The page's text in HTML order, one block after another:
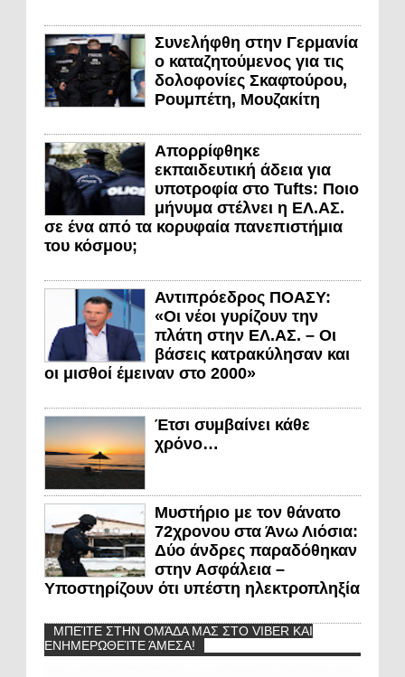
Συνελήφθη στην Γερμανία
ο καταζητούμενος για τις
δολοφονίες Σκαφτούρου,
Ρουμπέτη, Μουζακίτη
Απορρίφθηκε
εκπαιδευτική άδεια για
υποτροφία στο Tufts: Ποιο
μήνυμα στέλνει η ΕΛ.ΑΣ.
σε ένα από τα κορυφαία πανεπιστήμια
του κόσμου;
Αντιπρόεδρος ΠΟΑΣΥ:
«Οι νέοι γυρίζουν την
πλάτη στην ΕΛ.ΑΣ. – Οι
βάσεις κατρακύλησαν και
οι μισθοί έμειναν στο 2000»
Έτσι συμβαίνει κάθε
χρόνο…
Μυστήριο με τον θάνατο
72χρονου στα Άνω Λιόσια:
Δύο άνδρες παραδόθηκαν
στην Ασφάλεια –
Υποστηρίζουν ότι υπέστη ηλεκτροπληξία
ΜΠΕΊΤΕ ΣΤΗΝ ΟΜΆΔΑ ΜΑΣ ΣΤΟ VIBER ΚΑΙ
ΕΝΗΜΕΡΩΘΕΊΤΕ ΆΜΕΣΑ!